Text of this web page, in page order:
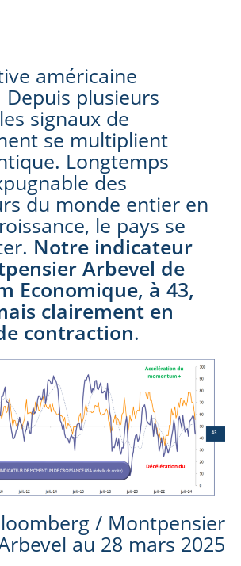
américaine
Depuis plusieurs
signaux de
se multiplient
Longtemps
des
du monde entier en
le pays se
Notre indicateur
Arbevel de
Economique, à 43,
clairement en
contraction.
/ Montpensier
au 28 mars 2025